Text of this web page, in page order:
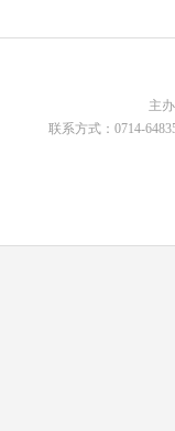
主
联系方式：0714-